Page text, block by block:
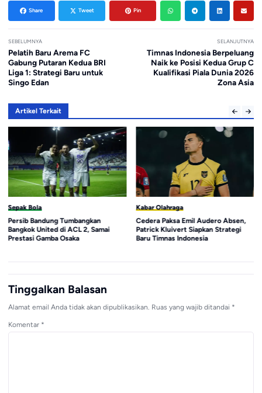
Share Tweet Pin
SEBELUMNYA
Pelatih Baru Arema FC
Gabung Putaran Kedua BRI
Liga 1: Strategi Baru untuk
Singo Edan
SELANJUTNYA
Timnas Indonesia Berpeluang
Naik ke Posisi Kedua Grup C
Kualifikasi Piala Dunia 2026
Zona Asia
Artikel Terkait
Sepak Bola
Persib Bandung Tumbangkan
Bangkok United di ACL 2, Samai
Prestasi Gamba Osaka
Kabar Olahraga
Cedera Paksa Emil Audero Absen,
Patrick Kluivert Siapkan Strategi
Baru Timnas Indonesia
Tinggalkan Balasan
Alamat email Anda tidak akan dipublikasikan. Ruas yang wajib ditandai *
Komentar *